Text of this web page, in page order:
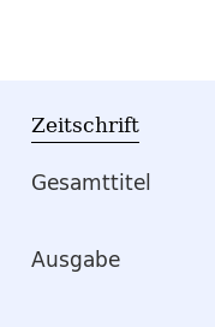
Zeitschrift
Gesamttitel
Ausgabe